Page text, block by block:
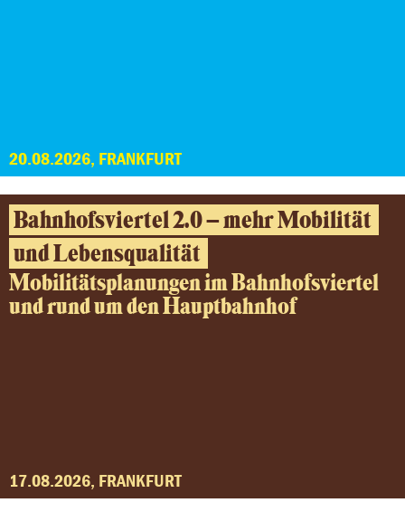
20.08.2026, FRANKFURT
Bahnhofsviertel 2.0 – mehr Mobilität
und Lebensqualität
Mobilitätsplanungen im Bahnhofsviertel
und rund um den Hauptbahnhof
17.08.2026, FRANKFURT